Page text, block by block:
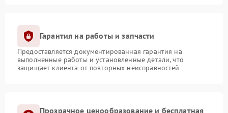
Гарантия на работы и запчасти
Предоставляется документированная гарантия на
выполненные работы и установленные детали, что
защищает клиента от повторных неисправностей
Прозрачное ценообразование и бесплатная